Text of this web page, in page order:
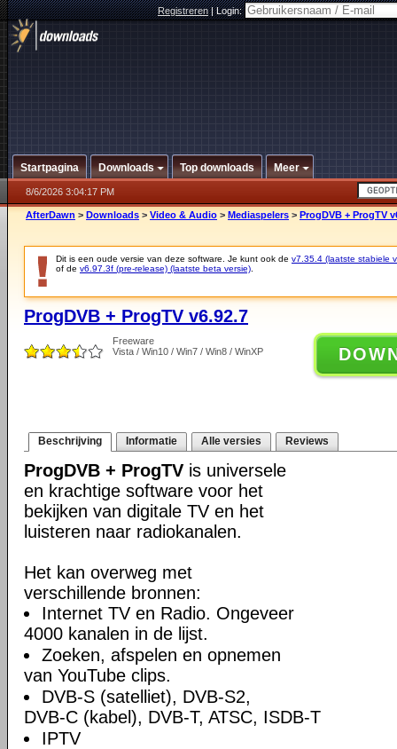
Registreren|Login:
Startpagina Downloads Top downloads Meer
8/6/2026 3:04:17 PM
AfterDawn > Downloads > Video & Audio > Mediaspelers > ProgDVB + ProgTV
Dit is een oude versie van deze software. Je kunt ook de v7.35.4 (laatste stabiele
of de v6.97.3f (pre-release) (laatste beta versie)
ProgDVB + ProgTV v6.92.7
Freeware
Vista / Win10 / Win7 / Win8 / WinXP
Beschrijving Informatie Alle versies Reviews
ProgDVB + ProgTV is universele
en krachtige software voor het
bekijken van digitale TV en het
luisteren naar radiokanalen.
Het kan overweg met
verschillende bronnen:
Internet TV en Radio. Ongeveer
4000 kanalen in de lijst.
Zoeken, afspelen en opnemen
van YouTube clips.
DVB-S (satelliet), DVB-S2,
DVB-C (kabel), DVB-T, ATSC, ISDB-T
IPTV